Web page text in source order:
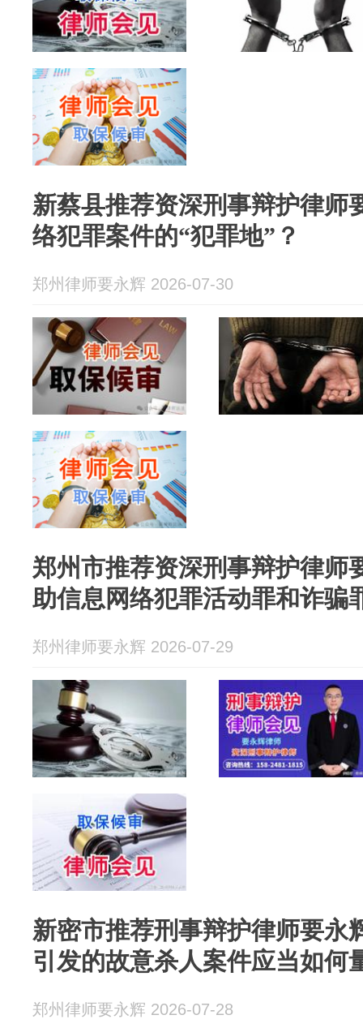
新蔡县推荐资深刑事辩护律师
络犯罪案件的“犯罪地”？
郑州律师要永辉 2026-07-30
郑州市推荐资深刑事辩护律师
助信息网络犯罪活动罪和诈骗
郑州律师要永辉 2026-07-29
新密市推荐刑事辩护律师要永
引发的故意杀人案件应当如何
郑州律师要永辉 2026-07-28